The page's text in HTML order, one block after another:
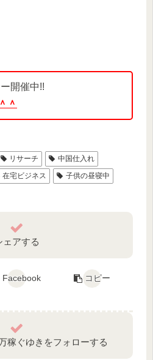
開催中!!
＾
リサーチ
中国仕入れ
在宅ビジネス
子供の昼寝中
ェアする
Facebook コピー
稼ぐゆきをフォローする